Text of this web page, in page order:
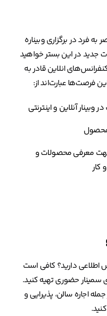
فرد در برگزاری وبیناره
جدید در این بستر خواهید
انلاین قادر به
فرصت‌ها عبارت‌اند از:
آنلاین و اینترنتی
محصول
معرفی محصولات و
کار
اطلاعی دارید؟ کافی است
حضوری تهیه کنید.
اجاره سالن، پذیرایی و